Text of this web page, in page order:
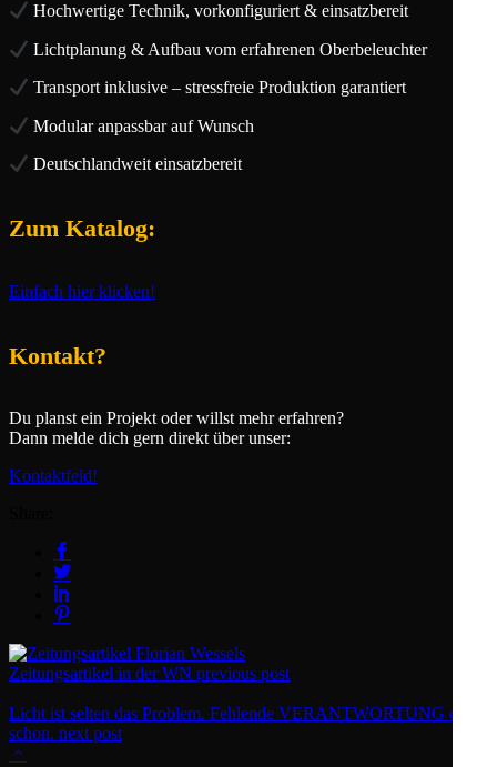
Hochwertige Technik, vorkonfiguriert & einsatzbereit
Lichtplanung & Aufbau vom erfahrenen Oberbeleuchter
Transport inklusive – stressfreie Produktion garantiert
Modular anpassbar auf Wunsch
Deutschlandweit einsatzbereit
Zum Katalog:
Einfach hier klicken!
Kontakt?
Du planst ein Projekt oder willst mehr erfahren?
Dann melde dich gern direkt über unser:
Kontaktfeld!
Zeitungsartikel in der WN previous post
Licht ist selten das Problem. Fehlende VERANTWORTUNG dafür
schon. next post